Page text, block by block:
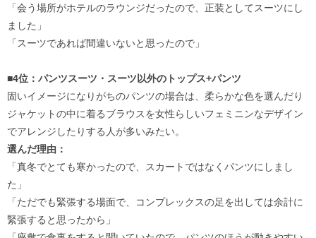
「会う場所がホテルのラウンジだったので、正装としてスーツにし
ました」
「スーツであれば間違いないと思ったので」
■4位：パンツスーツ・スーツ以外のトップス+パンツ
固いイメージになりがちのパンツの場合は、柔らかな色を選んだり
ジャケットの中に着るブラウスを女性らしいフェミニンなデザイン
でアレンジしたりする人が多いみたい。
選んだ理由：
「真冬でとても寒かったので、スカートではなくパンツにしまし
た」
「ただでも緊張する場面で、コンプレックスの足を出しては余計に
緊張すると思ったから」